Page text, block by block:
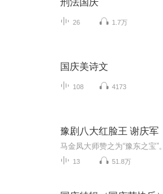
26 1.7万
国庆美诗文
108 4173
豫剧八大红脸王 谢庆军
马金凤大师赞之为“豫东之宝”。
13 51.8万